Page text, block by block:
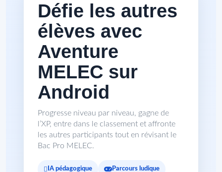
Défie les autres
élèves avec
Aventure
MELEC sur
Android
Progresse niveau par niveau, gagne de
l’XP, entre dans le classement et affronte
les autres participants tout en révisant le
Bac Pro MELEC.
IA pédagogique Parcours ludique